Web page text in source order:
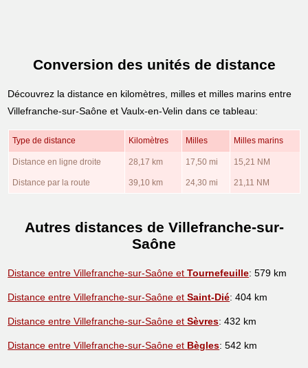
Conversion des unités de distance
Découvrez la distance en kilomètres, milles et milles marins entre
Villefranche-sur-Saône et Vaulx-en-Velin dans ce tableau:
Type de distance Kilomètres Milles Milles marins
Distance en ligne droite 28,17 km 17,50 mi 15,21 NM
Distance par la route 39,10 km 24,30 mi 21,11 NM
Autres distances de Villefranche-sur-
Saône
Distance entre Villefranche-sur-Saône etTournefeuille: 579 km
Distance entre Villefranche-sur-Saône etSaint-Dié: 404 km
Distance entre Villefranche-sur-Saône etSèvres: 432 km
Distance entre Villefranche-sur-Saône et Bègles: 542 km